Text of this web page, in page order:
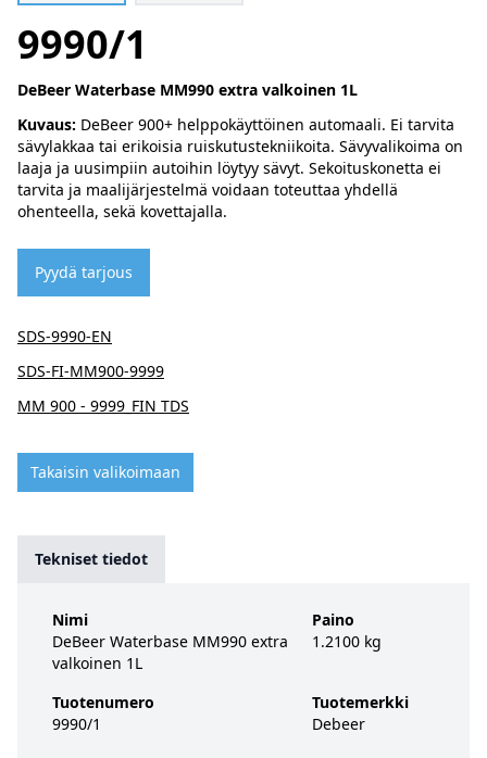
9990/1
DeBeer Waterbase MM990 extra valkoinen 1L
Kuvaus: DeBeer 900+ helppokäyttöinen automaali. Ei tarvita
sävylakkaa tai erikoisia ruiskutustekniikoita. Sävyvalikoima on
laaja ja uusimpiin autoihin löytyy sävyt. Sekoituskonetta ei
tarvita ja maalijärjestelmä voidaan toteuttaa yhdellä
ohenteella, sekä kovettajalla.
Pyydä tarjous
SDS-9990-EN
SDS-FI-MM900-9999
MM 900 - 9999_FIN TDS
Takaisin valikoimaan
Tekniset tiedot
Nimi
DeBeer Waterbase MM990 extra
valkoinen 1L
Tuotenumero
9990/1
Paino
1.2100 kg
Tuotemerkki
Debeer